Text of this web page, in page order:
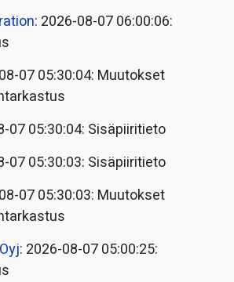
: 2026-08-07 06:00:06:
07 05:30:04: Muutokset
07 05:30:04: Sisäpiiritieto
07 05:30:03: Sisäpiiritieto
07 05:30:03: Muutokset
: 2026-08-07 05:00:25: